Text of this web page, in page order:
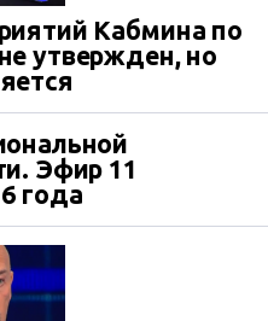
Кабмина по
утвержден, но
Эфир 11
года